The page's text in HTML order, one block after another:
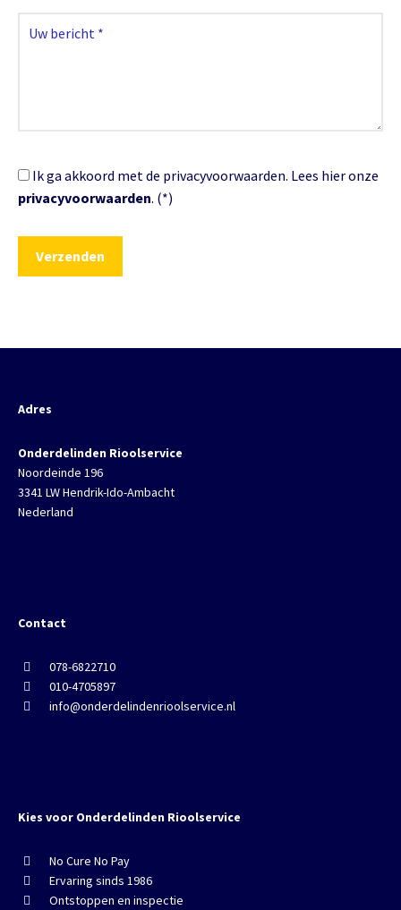
Ik ga akkoord met de privacyvoorwaarden. Lees hier onze
privacyvoorwaarden. (*)
Adres
Onderdelinden Rioolservice
Noordeinde 196
3341 LW Hendrik-Ido-Ambacht
Nederland
Contact
078-6822710
010-4705897
info@onderdelindenrioolservice.nl
Kies voor Onderdelinden Rioolservice
No Cure No Pay
Ervaring sinds 1986
Ontstoppen en inspectie